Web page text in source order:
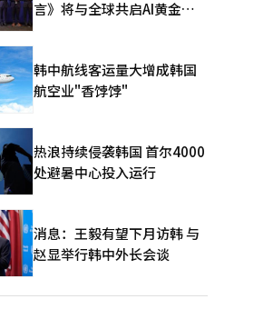
言》将与全球共启AI黄金时
韩中航线客运量大增成韩国
航空业"香饽饽"
热浪持续侵袭韩国 首尔4000
处避暑中心投入运行
消息：王毅有望下月访韩 与
赵显举行韩中外长会谈